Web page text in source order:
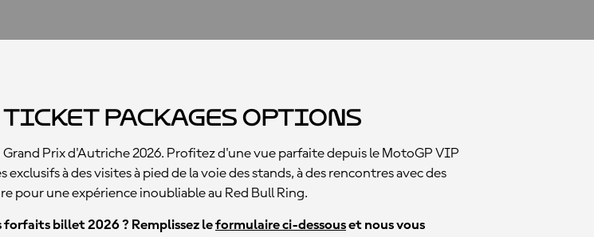
Packages Options
Prix d'Autriche 2026. Profitez d'une vue parfaite depuis le MotoGP VIP
à des visites à pied de la voie des stands, à des rencontres avec des
pour une expérience inoubliable au Red Bull Ring.
billet 2026 ? Remplissez leformulaire ci-dessouset nous vous